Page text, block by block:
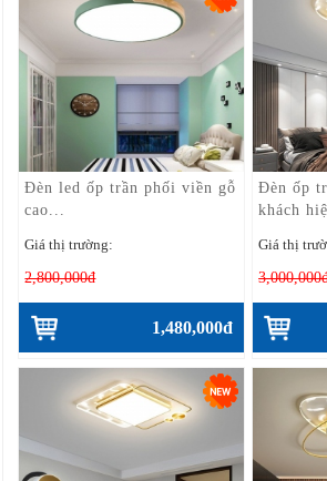
Đèn led ốp trần phối viền gỗ
cao...
Giá thị trường:
2,800,000đ
1,480,000đ
Đèn ốp
khách
Giá thị